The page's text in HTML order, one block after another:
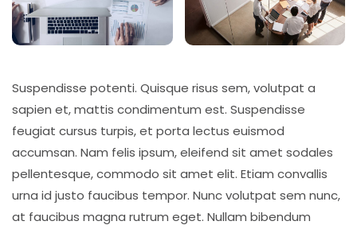
Suspendisse potenti. Quisque risus sem, volutpat a
sapien et, mattis condimentum est. Suspendisse
feugiat cursus turpis, et porta lectus euismod
accumsan. Nam felis ipsum, eleifend sit amet sodales
pellentesque, commodo sit amet elit. Etiam convallis
urna id justo faucibus tempor. Nunc volutpat sem nunc,
at faucibus magna rutrum eget. Nullam bibendum